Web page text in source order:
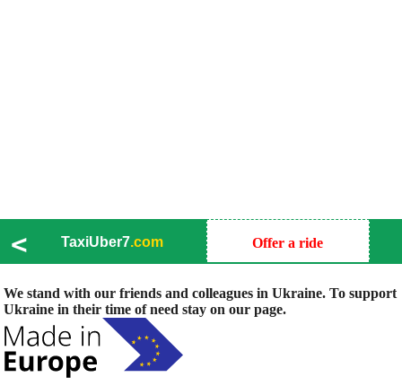
< TaxiUber7.com Offer a ride
We stand with our friends and colleagues in Ukraine. To support
Ukraine in their time of need stay on our page.